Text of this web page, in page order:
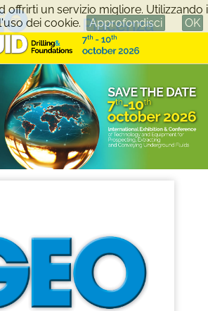
offrirti un servizio migliore. Utilizzando
dei cookie.
Approfondisci OK